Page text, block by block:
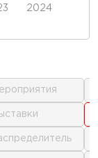
2024
мероприятия